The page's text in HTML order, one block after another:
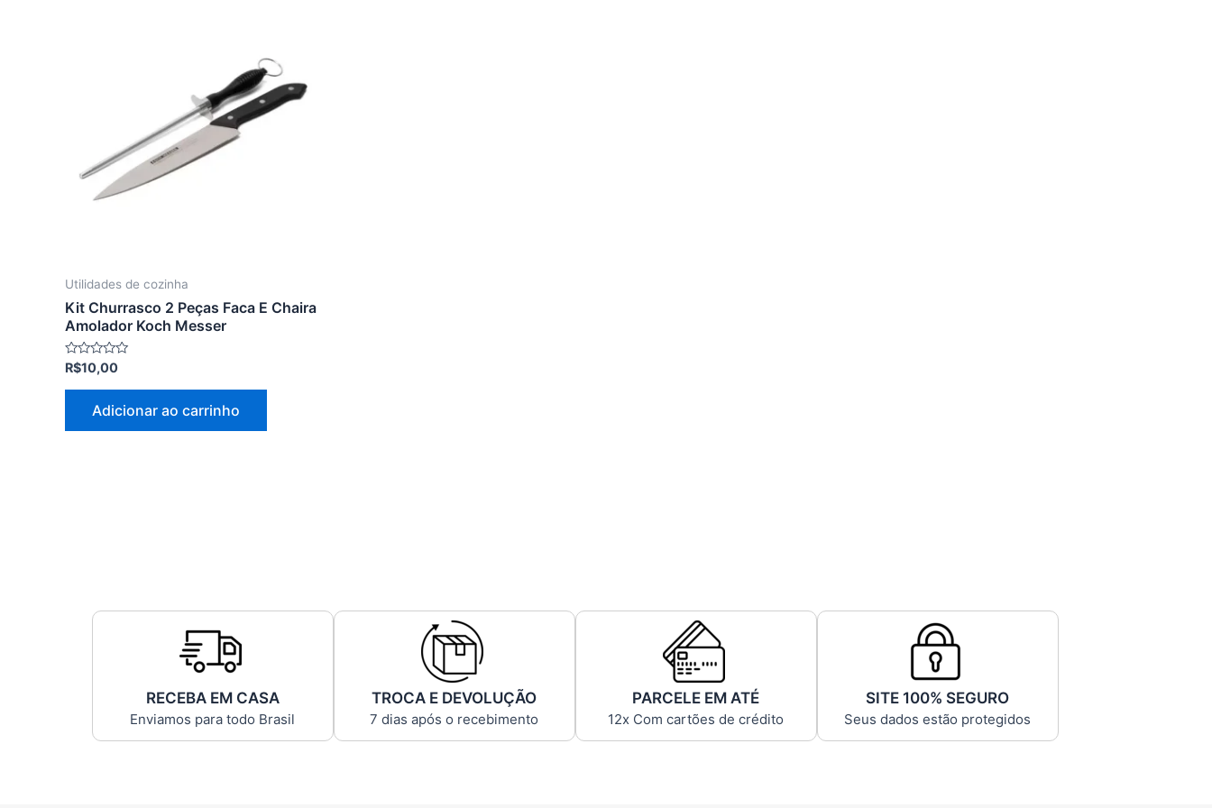
Utilidades de cozinha
Kit Churrasco 2 Peças Faca E Chaira
Amolador Koch Messer
Avaliação
de
R$10,00
Adicionar ao carrinho
RECEBA EM CASA
Enviamos para todo Brasil
TROCA E DEVOLUÇÃO
7 dias após o recebimento
PARCELE EM ATÉ
12x Com cartões de crédito
SITE 100% SEGURO
Seus dados estão protegidos